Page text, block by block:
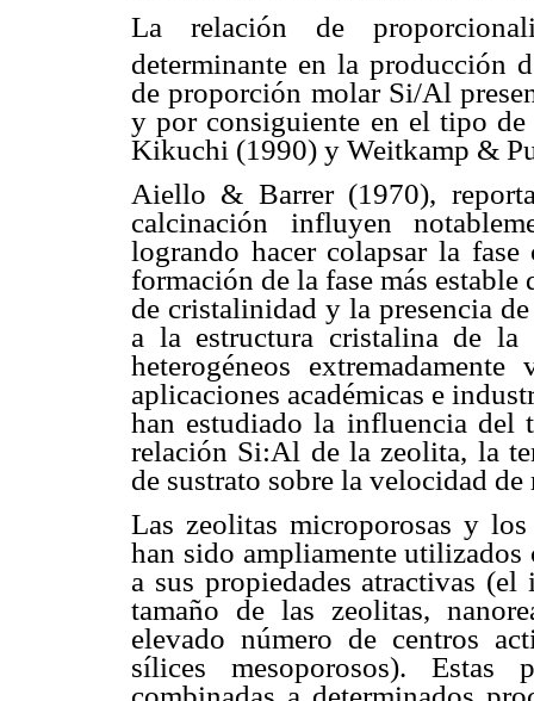
La relación de
determinante en la producción
de proporción molar Si/Al
y por consiguiente en el tipo de
Kikuchi (1990) y Weitkamp &
Aiello & Barrer (1970),
calcinación influyen
logrando hacer colapsar la
formación de la fase más
de cristalinidad y la presencia
a la estructura cristalina de la
heterogéneos
aplicaciones académicas e
han estudiado la influencia del
relación Si:Al de la zeolita, la
de sustrato sobre la velocidad de
Las zeolitas microporosas y
han sido ampliamente
a sus propiedades atractivas
tamaño de las zeolitas,
elevado número de centros
sílices mesoporosos). Estas